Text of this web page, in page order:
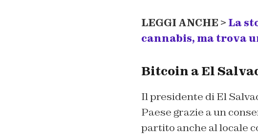
LEGGI ANCHE > La
cannabis, ma trova
Bitcoin a El
Il presidente di El
Paese grazie a un
partito anche al locale